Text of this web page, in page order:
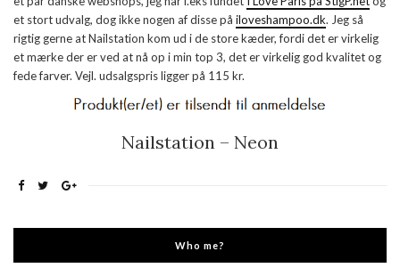
et stort udvalg, dog ikke nogen af disse på iloveshampoo.dk. Jeg så
rigtig gerne at Nailstation kom ud i de store kæder, fordi det er virkelig
et mærke der er ved at nå op i min top 3, det er virkelig god kvalitet og
fede farver. Vejl. udsalgspris ligger på 115 kr.
Nailstation – Neon
Who me?